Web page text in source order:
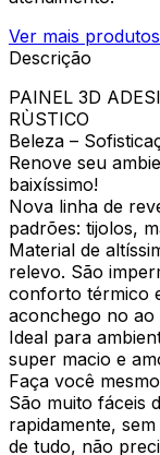
Ver mais
Descrição
PAINEL 3D
RÙSTICO
Beleza –
Renove seu
baixíssimo!
Nova linha de
padrões: tijolos,
Material de
relevo. São
conforto térmico
aconchego no ao
Ideal para
super macio e
Faça você
São muito fáceis
rapidamente,
de tudo, não